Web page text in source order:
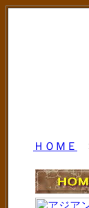
ＨＯＭＥ